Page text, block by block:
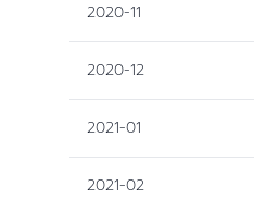
2020-11
2020-12
2021-01
2021-02